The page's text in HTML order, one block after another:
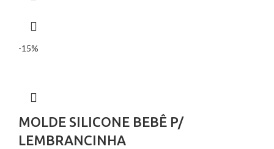
-15%
MOLDE SILICONE BEBÊ P/
LEMBRANCINHA